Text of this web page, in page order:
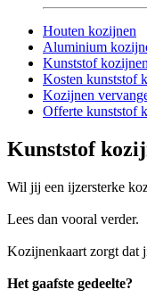
Houten kozijnen
Aluminium
Kunststof kozijnen
Kosten kunststof
Kozijnen
Offerte kunststof
Kunststof
Wil jij een ijzersterke
Lees dan vooral verder.
Kozijnenkaart zorgt dat
Het gaafste gedeelte?